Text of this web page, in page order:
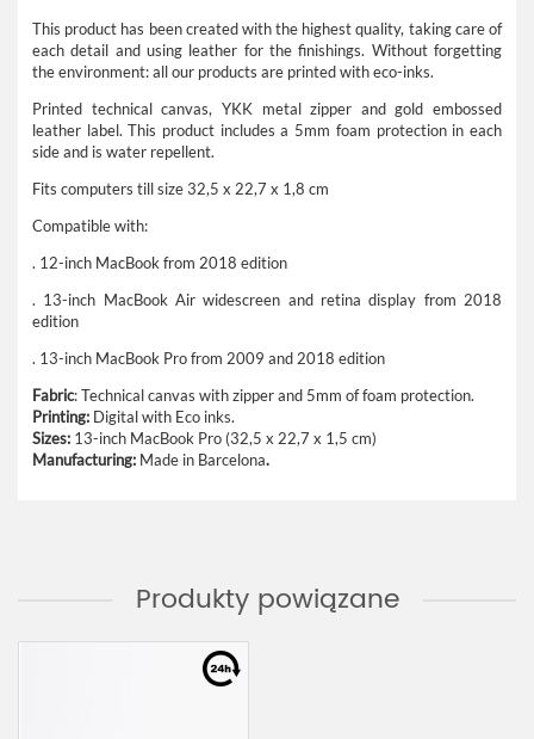
This product has been created with the highest quality, taking care of
each detail and using leather for the finishings. Without forgetting
the environment: all our products are printed with eco-inks.
Printed technical canvas, YKK metal zipper and gold embossed
leather label. This product includes a 5mm foam protection in each
side and is water repellent.
Fits computers till size 32,5 x 22,7 x 1,8 cm
Compatible with:
. 12-inch MacBook from 2018 edition
. 13-inch MacBook Air widescreen and retina display from 2018
edition
. 13-inch MacBook Pro from 2009 and 2018 edition
Fabric: Technical canvas with zipper and 5mm of foam protection.
Printing: Digital with Eco inks.
Sizes: 13-inch MacBook Pro (32,5 x 22,7 x 1,5 cm)
Manufacturing: Made in Barcelona.
Produkty powiązane